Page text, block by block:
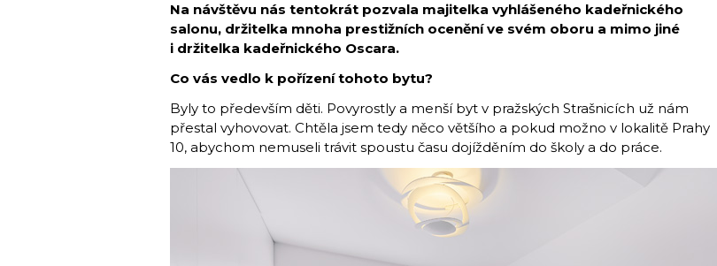
Na návštěvu nás tentokrát pozvala majitelka vyhlášeného kadeřnického
salonu, držitelka mnoha prestižních ocenění ve svém oboru a mimo jiné
i držitelka kadeřnického Oscara.
Co vás vedlo k pořízení tohoto bytu?
Byly to především děti. Povyrostly a menší byt v pražských Strašnicích už nám
přestal vyhovovat. Chtěla jsem tedy něco většího a pokud možno v lokalitě Prahy
10, abychom nemuseli trávit spoustu času dojížděním do školy a do práce.